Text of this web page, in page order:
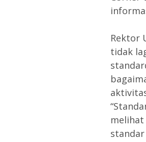
Rektor
tidak
melihat